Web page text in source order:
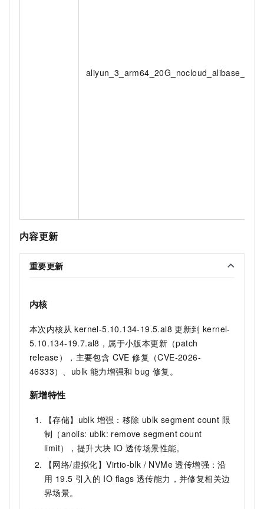
内容更新
重要更新
内核
本次内核从 kernel-5.10.134-19.5.al8 更新到 kernel-
5.10.134-19.7.al8，属于小版本更新（patch
release），主要包含 CVE 修复（CVE-2026-
46333）、ublk 能力增强和 bug 修复。
新增特性
【存储】ublk 增强：移除 ublk segment count 限
制（anolis: ublk: remove segment count
limit），提升大块 IO 透传场景性能。
【网络/虚拟化】Virtio-blk / NVMe 透传增强：沿
用 19.5 引入的 IO flags 透传能力，并修复相关边
界场景。